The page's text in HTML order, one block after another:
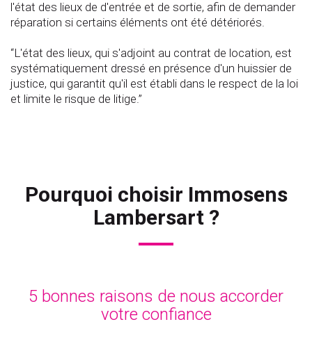
l'état des lieux de d'entrée et de sortie, afin de demander
réparation si certains éléments ont été détériorés.
“L'état des lieux, qui s'adjoint au contrat de location, est
systématiquement dressé en présence d'un huissier de
justice, qui garantit qu'il est établi dans le respect de la loi
et limite le risque de litige.”
Pourquoi choisir Immosens
Lambersart ?
5 bonnes raisons de nous accorder
votre confiance